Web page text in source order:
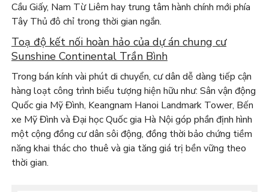
Cầu Giấy, Nam Từ Liêm hay trung tâm hành chính mới phía
Tây Thủ đô chỉ trong thời gian ngắn.
Toạ độ kết nối hoàn hảo của dự án chung cư
Sunshine Continental Trần Bình
Trong bán kính vài phút di chuyển, cư dân dễ dàng tiếp cận
hàng loạt công trình biểu tượng hiện hữu như: Sân vận động
Quốc gia Mỹ Đình, Keangnam Hanoi Landmark Tower, Bến
xe Mỹ Đình và Đại học Quốc gia Hà Nội góp phần định hình
một cộng đồng cư dân sôi động, đồng thời bảo chứng tiềm
năng khai thác cho thuê và gia tăng giá trị bền vững theo
thời gian.